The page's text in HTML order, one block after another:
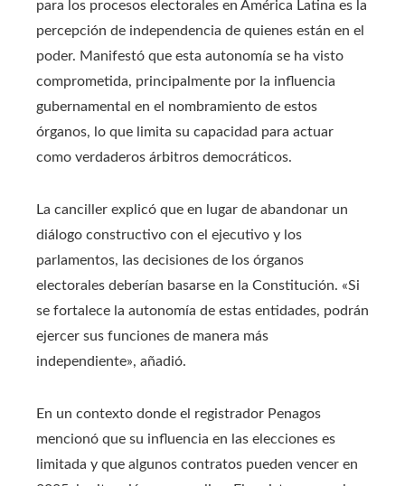
para los procesos electorales en América Latina es la
percepción de independencia de quienes están en el
poder. Manifestó que esta autonomía se ha visto
comprometida, principalmente por la influencia
gubernamental en el nombramiento de estos
órganos, lo que limita su capacidad para actuar
como verdaderos árbitros democráticos.
La canciller explicó que en lugar de abandonar un
diálogo constructivo con el ejecutivo y los
parlamentos, las decisiones de los órganos
electorales deberían basarse en la Constitución. «Si
se fortalece la autonomía de estas entidades, podrán
ejercer sus funciones de manera más
independiente», añadió.
En un contexto donde el registrador Penagos
mencionó que su influencia en las elecciones es
limitada y que algunos contratos pueden vencer en